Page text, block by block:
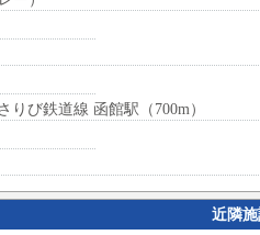
りび鉄道線 函館駅（700m）
近隣